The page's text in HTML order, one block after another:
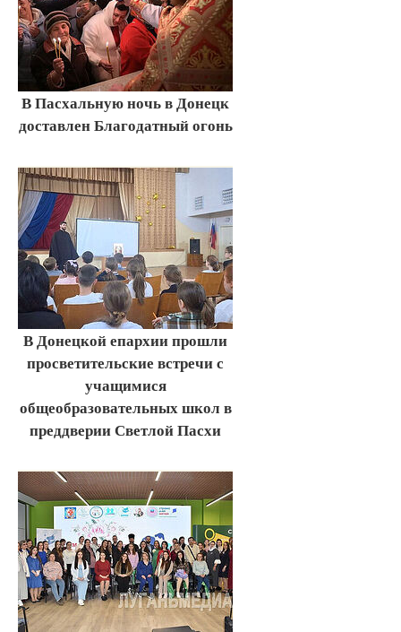
В Пасхальную ночь в Донецк
доставлен Благодатный огонь
В Донецкой епархии прошли
просветительские встречи с
учащимися
общеобразовательных школ в
преддверии Светлой Пасхи